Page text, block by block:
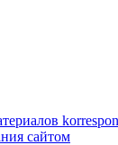
сайтом